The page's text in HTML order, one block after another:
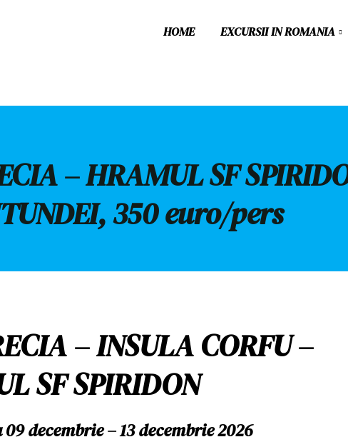
HOME EXCURSII IN ROMANIA
– HRAMUL SF
350 euro/pers
– INSULA CORFU –
SF SPIRIDON
decembrie – 13 decembrie 2026